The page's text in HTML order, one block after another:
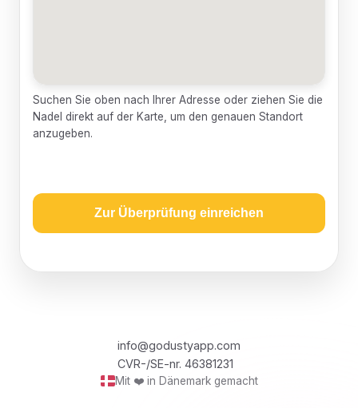
Suchen Sie oben nach Ihrer Adresse oder ziehen Sie die
Nadel direkt auf der Karte, um den genauen Standort
anzugeben.
Zur Überprüfung einreichen
info@godustyapp.com
CVR-/SE-nr. 46381231
Mit ❤️ in Dänemark gemacht